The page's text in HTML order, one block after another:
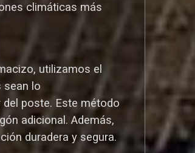
climáticas más
utilizamos el
sean lo
poste. Este método
adicional. Además,
duradera y segura.